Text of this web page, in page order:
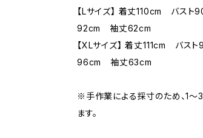
【Lサイズ】 着丈110cm バス
92cm 袖丈62cm
【XLサイズ】 着丈111cm バ
96cm 袖丈63cm
※手作業による採寸のため、1
ます。